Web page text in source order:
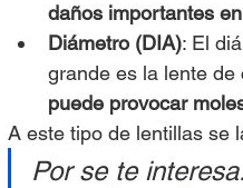
daños importantes
Diámetro (DIA): El
grande es la lente de
puede provocar
A este tipo de lentillas se
Por se te